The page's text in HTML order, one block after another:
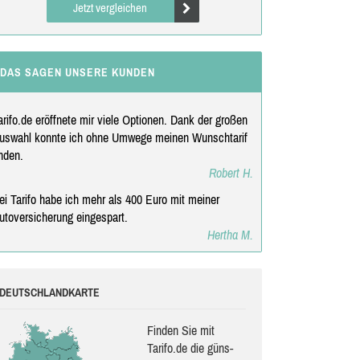
Jetzt vergleichen
DAS SAGEN UNSERE KUNDEN
eröffnete mir viele Optionen. Dank der großen
konnte ich ohne Umwege meinen Wunschtarif
Robert H.
Tarifo habe ich mehr als 400 Euro mit meiner
eingespart.
Hertha M.
DEUTSCHLANDKARTE
Finden Sie mit
Tarifo.de die güns­